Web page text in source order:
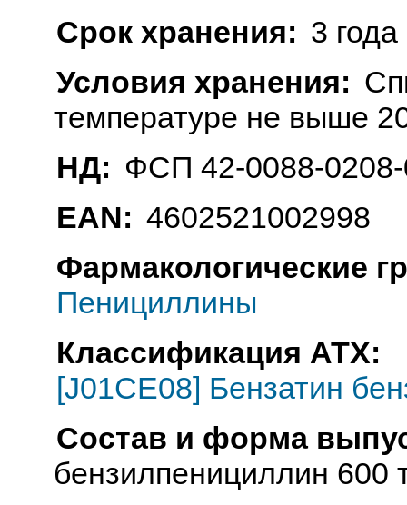
Срок хранения: 3 года
Условия хранения:
температуре не выше
НД: ФСП 42-0088-
EAN: 4602521002998
Фармакологические
Пенициллины
Классификация АТХ:
[J01CE08] Бензатин
Состав и форма
бензилпенициллин